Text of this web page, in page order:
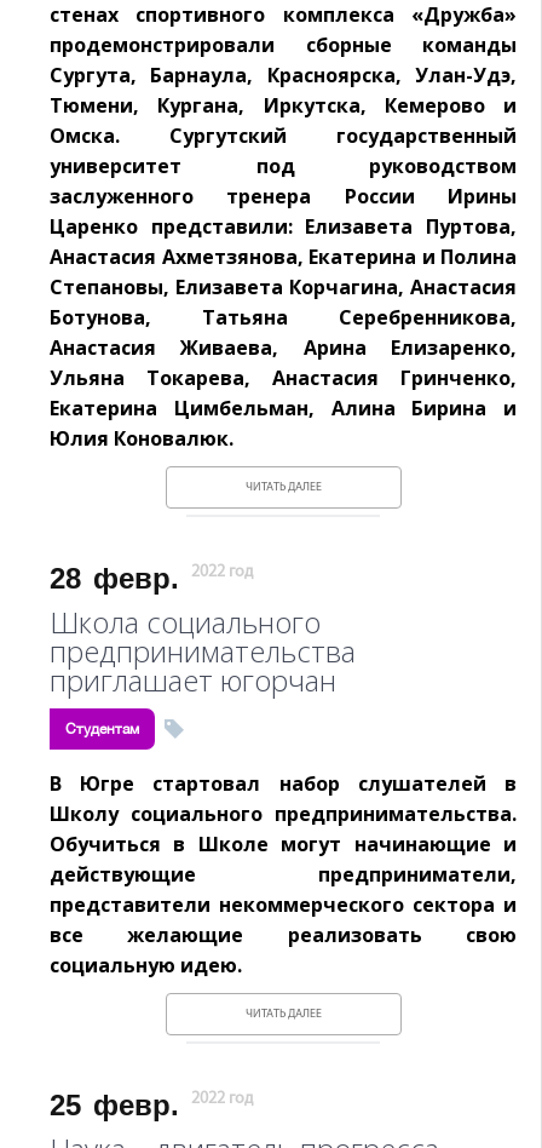
стенах спортивного комплекса «Дружба»
продемонстрировали сборные команды
Сургута, Барнаула, Красноярска, Улан-Удэ,
Тюмени, Кургана, Иркутска, Кемерово и
Омска. Сургутский государственный
университет под руководством
заслуженного тренера России Ирины
Царенко представили: Елизавета Пуртова,
Анастасия Ахметзянова, Екатерина и Полина
Степановы, Елизавета Корчагина, Анастасия
Ботунова, Татьяна Серебренникова,
Анастасия Живаева, Арина Елизаренко,
Ульяна Токарева, Анастасия Гринченко,
Екатерина Цимбельман, Алина Бирина и
Юлия Коновалюк.
ЧИТАТЬ ДАЛЕЕ
28 февр. 2022 год
Школа социального
предпринимательства
приглашает югорчан
Студентам
В Югре стартовал набор слушателей в
Школу социального предпринимательства.
Обучиться в Школе могут начинающие и
действующие предприниматели,
представители некоммерческого сектора и
все желающие реализовать свою
социальную идею.
ЧИТАТЬ ДАЛЕЕ
25 февр. 2022 год